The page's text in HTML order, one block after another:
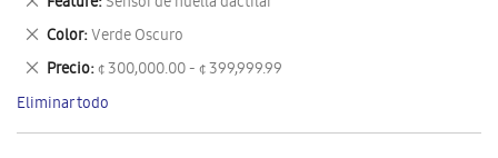
este
artículo
Color Verde Oscuro
Eliminar
este
artículo
Precio ¢ 300,000.00 - ¢ 399,999.99
Eliminar
este
artículo
Eliminar todo